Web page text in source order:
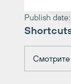
Publish